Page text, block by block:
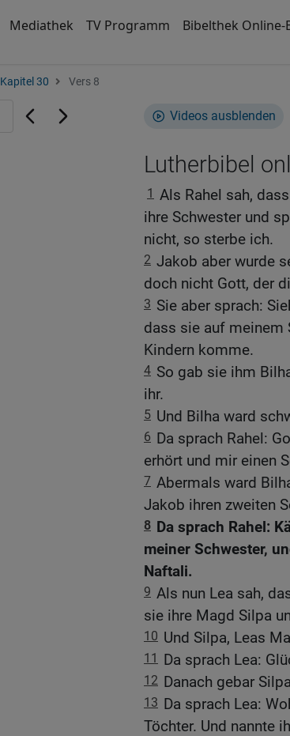
Mediathek TV Programm Bibelthek Online-
Kapitel 30 Vers 8
Videos ausblenden
Lutherbibel
1 Als Rahel sah,
ihre Schwester und
nicht, so sterbe ich.
2 Jakob aber wurde
doch nicht Gott, der
3 Sie aber sprach:
dass sie auf meinem
Kindern komme.
4 So gab sie ihm
ihr.
5 Und Bilha ward
6 Da sprach Rahel:
erhört und mir einen
7 Abermals ward
Jakob ihren zweiten
8 Da sprach Rahel:
meiner Schwester,
Naftali.
9 Als nun Lea sah,
sie ihre Magd Silpa
10 Und Silpa, Leas
11 Da sprach Lea:
12 Danach gebar
13 Da sprach Lea:
Töchter. Und nannte